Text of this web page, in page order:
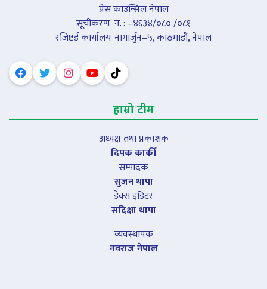
प्रेस काउन्सिल नेपाल
सूचीकरण नंं. : –४६३४/०८० /०८१
रजिष्टर्ड कार्यालयः नागार्जुन–५, काठमाडौं, नेपाल
हाम्रो टीम
अध्यक्ष तथा प्रकाशक
दिपक कार्की
सम्पादक
सुजन थापा
डेक्स इडिटर
सदिक्षा थापा
व्यवस्थापक
नवराज नेपाल